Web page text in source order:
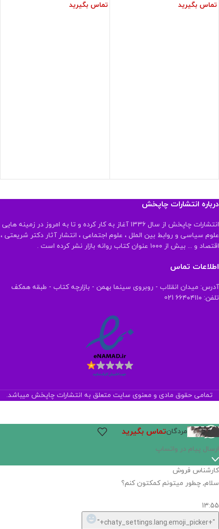
تماس بگیرید تماس بگیرید
درباره انتشارات چاپخش
انتشارات چاپخش از سال ۱۳۳۶ آغاز به کار کرده و تا به امروز در زمینه هایی
علوم سیاسی و روابط بین الملل ، علوم اجتماعی ، انتشار آثار دکتر شریعتی ،
اقتصاد و ... بیش از ۱۰۰۰ عنوان کتاب روانه بازار نشر کرده است .
اطلاعات تماس
آدرس: میدان انقلاب - روبروی سینما بهمن - بازارچه کتاب - طبقه همکف
تلفن: ۶۶۴۰۴۱۱۰ 021
تمامی حقوق مادی و معنوی سایت متعلق به انتشارات چاپخش میباشد.
مردگانتماس بگیرید
اگر
نیست,
شاید
بتونیم